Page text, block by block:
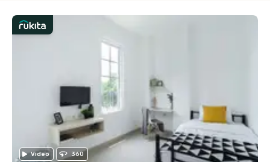
Video 360